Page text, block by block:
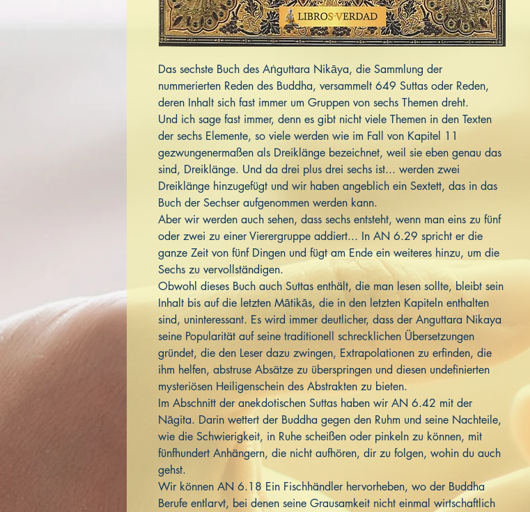
Das sechste Buch des Aṅguttara Nikāya, die Sammlung der
nummerierten Reden des Buddha, versammelt 649 Suttas oder Reden,
deren Inhalt sich fast immer um Gruppen von sechs Themen dreht.
Und ich sage fast immer, denn es gibt nicht viele Themen in den Texten
der sechs Elemente, so viele werden wie im Fall von Kapitel 11
gezwungenermaßen als Dreiklänge bezeichnet, weil sie eben genau das
sind, Dreiklänge. Und da drei plus drei sechs ist... werden zwei
Dreiklänge hinzugefügt und wir haben angeblich ein Sextett, das in das
Buch der Sechser aufgenommen werden kann.
Aber wir werden auch sehen, dass sechs entsteht, wenn man eins zu fünf
oder zwei zu einer Vierergruppe addiert... In AN 6.29 spricht er die
ganze Zeit von fünf Dingen und fügt am Ende ein weiteres hinzu, um die
Sechs zu vervollständigen.
Obwohl dieses Buch auch Suttas enthält, die man lesen sollte, bleibt sein
Inhalt bis auf die letzten Mātikās, die in den letzten Kapiteln enthalten
sind, uninteressant. Es wird immer deutlicher, dass der Anguttara Nikaya
seine Popularität auf seine traditionell schrecklichen Übersetzungen
gründet, die den Leser dazu zwingen, Extrapolationen zu erfinden, die
ihm helfen, abstruse Absätze zu überspringen und diesen undefinierten
mysteriösen Heiligenschein des Abstrakten zu bieten.
Im Abschnitt der anekdotischen Suttas haben wir AN 6.42 mit der
Nāgita. Darin wettert der Buddha gegen den Ruhm und seine Nachteile,
wie die Schwierigkeit, in Ruhe scheißen oder pinkeln zu können, mit
fünfhundert Anhängern, die nicht aufhören, dir zu folgen, wohin du auch
gehst.
Wir können AN 6.18 Ein Fischhändler hervorheben, wo der Buddha
Berufe entlarvt, bei denen seine Grausamkeit nicht einmal wirtschaftlich